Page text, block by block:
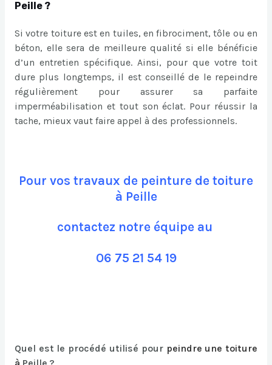
Peille ?
Si votre toiture est en tuiles, en fibrociment, tôle ou en
béton, elle sera de meilleure qualité si elle bénéficie
d’un entretien spécifique. Ainsi, pour que votre toit
dure plus longtemps, il est conseillé de le repeindre
régulièrement pour assurer sa parfaite
imperméabilisation et tout son éclat. Pour réussir la
tache, mieux vaut faire appel à des professionnels.
Pour vos travaux de peinture de toiture
à Peille
contactez notre équipe au
06 75 21 54 19
Quel est le procédé utilisé pourpeindre une toiture
à Peille ?